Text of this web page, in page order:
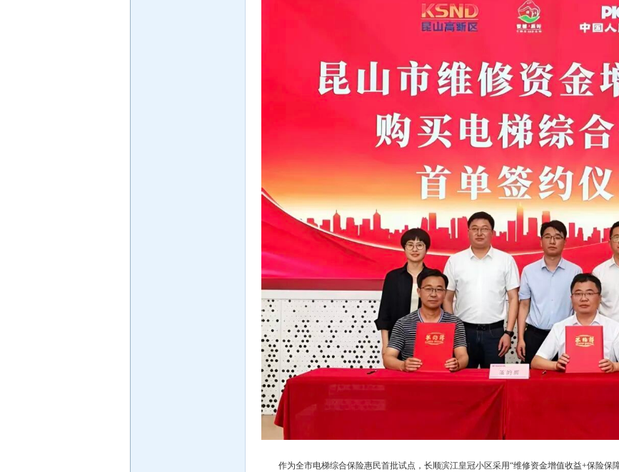
作为全市电梯综合保险惠民首批试点，长顺滨江皇冠小区采用“维修资金增值收益+保险保